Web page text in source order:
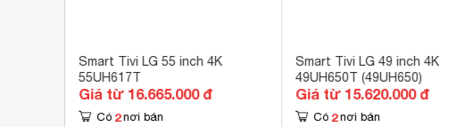
Smart Tivi LG 55 inch 4K
55UH617T
Giá từ 16.665.000 đ
Có 2 nơi bán
Smart Tivi LG 49 inch 4K
49UH650T (49UH650)
Giá từ 15.620.000 đ
Có 2 nơi bán